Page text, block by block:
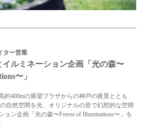
ター営業
イルミネーション企画「光の森〜
〜」
約400mの展望プラザからの神⼾の夜景ととも
⾃然空間を光、オリジナルの⾳で幻想的な空間
ョン企画「光の森〜Forest of Illuminations〜」を